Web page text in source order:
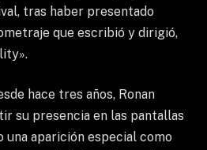
tras haber presentado
que escribió y dirigió,
hace tres años, Ronan
su presencia en las pantallas
una aparición especial como